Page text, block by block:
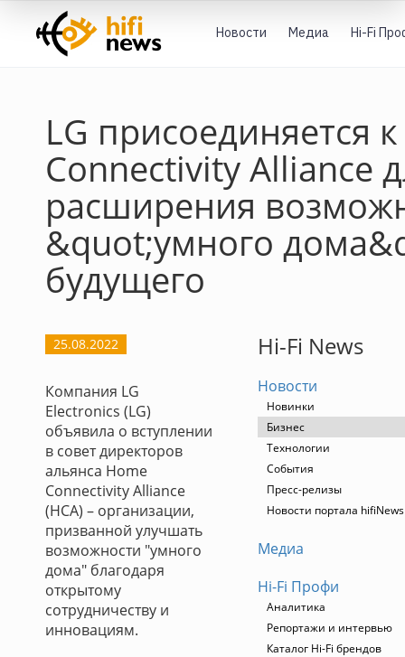
Новости Медиа Hi-Fi
LG присоединяется
Connectivity Alliance
расширения
&quot;умного
будущего
25.08.2022
Компания LG
Electronics (LG)
объявила о вступлении
в совет директоров
альянса Home
Connectivity Alliance
(HCA) – организации,
призванной улучшать
возможности "умного
дома" благодаря
открытому
сотрудничеству и
инновациям.
Hi-Fi News
Новости
Новинки
Бизнес
Технологии
События
Пресс-релизы
Новости портала hifiNews
Медиа
Hi-Fi Профи
Аналитика
Репортажи и интервью
Каталог Hi-Fi брендов